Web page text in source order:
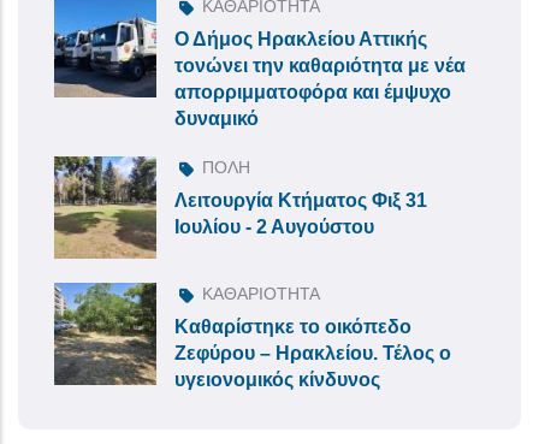
ΚΑΘΑΡΙΟΤΗΤΑ
Ο Δήμος Ηρακλείου Αττικής
τονώνει την καθαριότητα με νέα
απορριμματοφόρα και έμψυχο
δυναμικό
ΠΟΛΗ
Λειτουργία Κτήματος Φιξ 31
Ιουλίου - 2 Αυγούστου
ΚΑΘΑΡΙΟΤΗΤΑ
Καθαρίστηκε το οικόπεδο
Ζεφύρου – Ηρακλείου. Τέλος ο
υγειονομικός κίνδυνος